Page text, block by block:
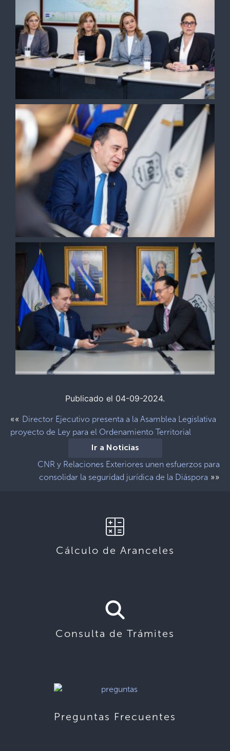
Publicado el 04-09-2024.
«« Director Ejecutivo presenta a la Asamblea Legislativa
proyecto de Ley para el Ordenamiento Territorial
Ir a Noticias
CNR y Relaciones Exteriores unen esfuerzos para
consolidar la seguridad jurídica de la Diáspora »»
Cálculo de Aranceles
Consulta de Trámites
Preguntas Frecuentes